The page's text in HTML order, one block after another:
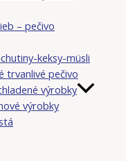
– pečivo
keksy-müsli
trvanlivé pečivo
výrobky
výrobky